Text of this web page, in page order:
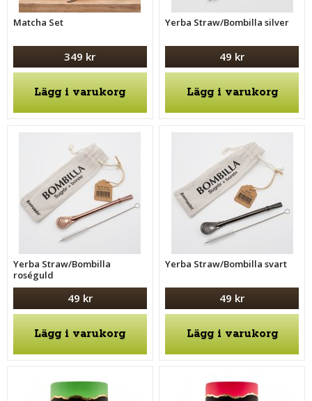
Matcha Set
349 kr
Lägg i varukorg
Yerba Straw/Bombilla silver
49 kr
Lägg i varukorg
Yerba Straw/Bombilla
roséguld
49 kr
Lägg i varukorg
Yerba Straw/Bombilla svart
49 kr
Lägg i varukorg